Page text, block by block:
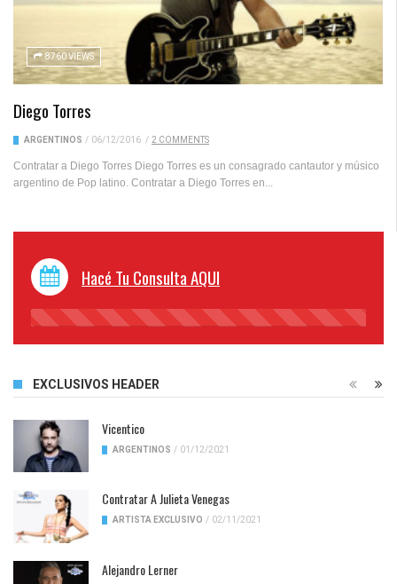
8760 VIEWS
Diego Torres
ARGENTINOS / 06/12/2016 / 2 COMMENTS
Contratar a Diego Torres Diego Torres es un consagrado cantautor y músico
argentino de Pop latino. Contratar a Diego Torres en...
Hacé Tu Consulta AQUI
45%
EXCLUSIVOS HEADER
Vicentico
ARGENTINOS / 01/12/2021
Contratar A Julieta Venegas
ARTISTA EXCLUSIVO / 02/11/2021
Alejandro Lerner